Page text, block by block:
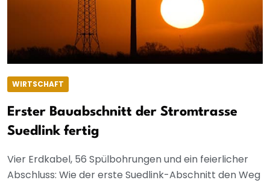
WIRTSCHAFT
Erster Bauabschnitt der Stromtrasse
Suedlink fertig
Vier Erdkabel, 56 Spülbohrungen und ein feierlicher
Abschluss: Wie der erste Suedlink-Abschnitt den Weg